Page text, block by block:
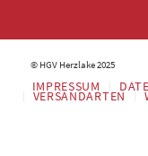
© HGV Herzlake 2025
IMPRESSUM
VERSANDARTEN